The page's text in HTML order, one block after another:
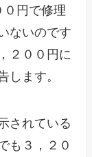
０円で修理
ないのです
２００円に
します。
されている
も３，２０